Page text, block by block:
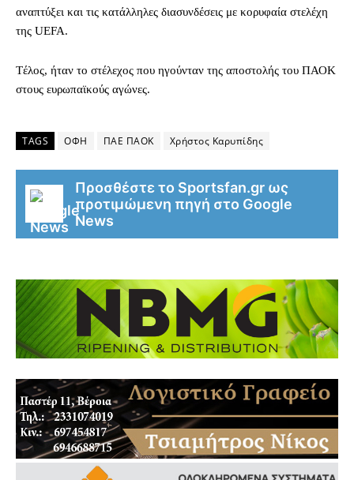
αναπτύξει και τις κατάλληλες διασυνδέσεις με κορυφαία στελέχη
της UEFA.
Tέλος, ήταν το στέλεχος που ηγούνταν της αποστολής του ΠΑΟΚ
στους ευρωπαϊκούς αγώνες.
TAGS ΟΦΗ ΠΑΕ ΠΑΟΚ Χρήστος Καρυπίδης
Προσθέστε το Sportsfan.gr ως
προτιμώμενη πηγή στο Google
News